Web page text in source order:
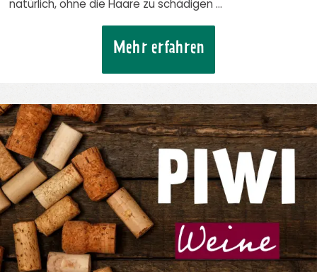
natürlich, ohne die Haare zu schädigen …
Mehr erfahren